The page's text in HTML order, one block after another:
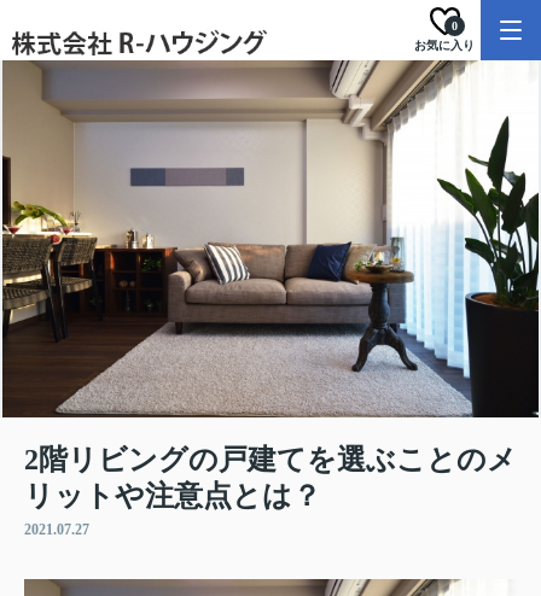
お気に入り
0
2階リビングの戸建てを選ぶことのメ
リットや注意点とは？
2021.07.27